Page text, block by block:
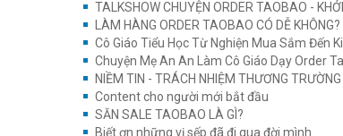
TALKSHOW CHUYỆN ORDER TAOBAO -
LÀM HÀNG ORDER TAOBAO CÓ DỄ KHÔNG?
Cô Giáo Tiểu Học Từ Nghiện Mua Sắm Đến
Chuyện Mẹ An An Làm Cô Giáo Dạy Order
NIỀM TIN - TRÁCH NHIỆM THƯƠNG TRƯỜNG
Content cho người mới bắt đầu
SĂN SALE TAOBAO LÀ GÌ?
Biết ơn những vị sếp đã đi qua đời mình.